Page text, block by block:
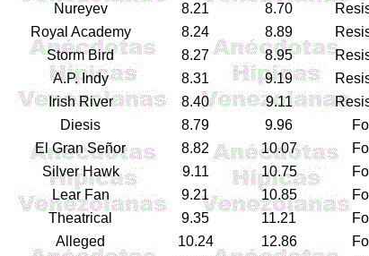
Nureyev
8.21 8.70
Royal Academy
8.24 8.89
Storm Bird
8.27 8.95
A.P. Indy
8.31 9.19
Irish River
8.40 9.11
Diesis
8.79 9.96
El Gran Señor
8.82 10.07
Silver Hawk
9.11 10.75
Lear Fan
9.21 10.85
Theatrical
9.35 11.21
Alleged
10.24 12.86